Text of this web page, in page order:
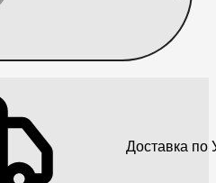
Доставка по